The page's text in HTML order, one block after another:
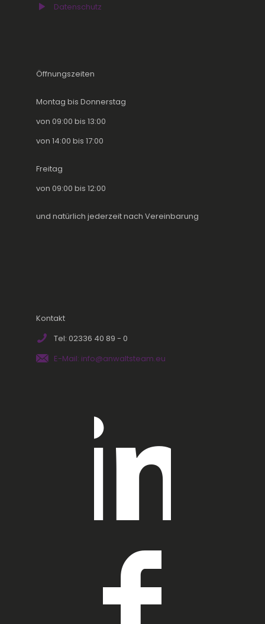
Datenschutz
Öffnungszeiten
Montag bis Donnerstag
von 09:00 bis 13:00
von 14:00 bis 17:00
Freitag
von 09:00 bis 12:00
und natürlich jederzeit nach Vereinbarung
Kontakt
Tel: 02336 40 89 - 0
E-Mail: info@anwaltsteam.eu